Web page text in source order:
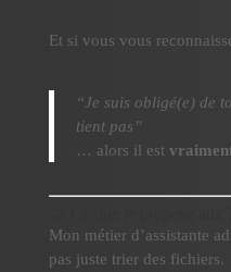
Et si vous vous
“Je suis obligé(e) de
tient pas”
… alors il est
Mon métier d’assistante
pas juste trier des fichiers.